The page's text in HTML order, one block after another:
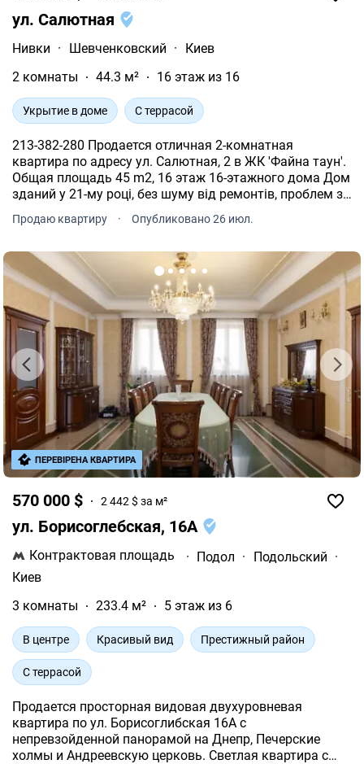
ул. Салютная
Нивки · Шевченковский ·
Киев
2 комнаты
44.3 м² 16 этаж из 16
Укрытие в доме С террасой
213-382-280 Продается отличная 2-комнатная
квартира по адресу ул. Салютная, 2 в ЖК 'Файна таун'.
Общая площадь 45 m2, 16 этаж 16-этажного дома Дом
зданий у 21-му році, без шуму від ремонтів, проблем з
напругою і опаленням. Потолок в квартире 3.3 метра,
собственная терраса 15м2.
Продаю квартиру · Опубликовано 26 июл.
570 000 $ 2 442 $ за м²
ул. Борисоглебская, 16А
Контрактовая площадь · Подол · Подольский ·
Киев
3 комнаты
233.4 м² 5 этаж из 6
В центре Красивый вид Престижный район
С террасой
Продается просторная видовая двухуровневая
квартира по ул. Борисоглибская 16А с
непревзойденной панорамой на Днепр, Печерские
холмы и Андреевскую церковь. Светлая квартира с
ПЕРЕВІРЕНА КВАРТИРА